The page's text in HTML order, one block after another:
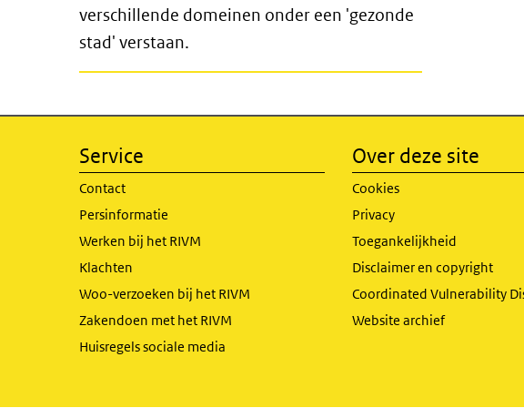
verschillende domeinen onder een 'gezonde
stad' verstaan.
Service
Contact
Persinformatie
Werken bij het RIVM
Klachten
Woo-verzoeken bij het RIVM
Zakendoen met het RIVM
Huisregels sociale media
Over deze site
Cookies
Privacy
Toegankelijkheid
Disclaimer en copyright
Coordinated Vulnerability
Website archief